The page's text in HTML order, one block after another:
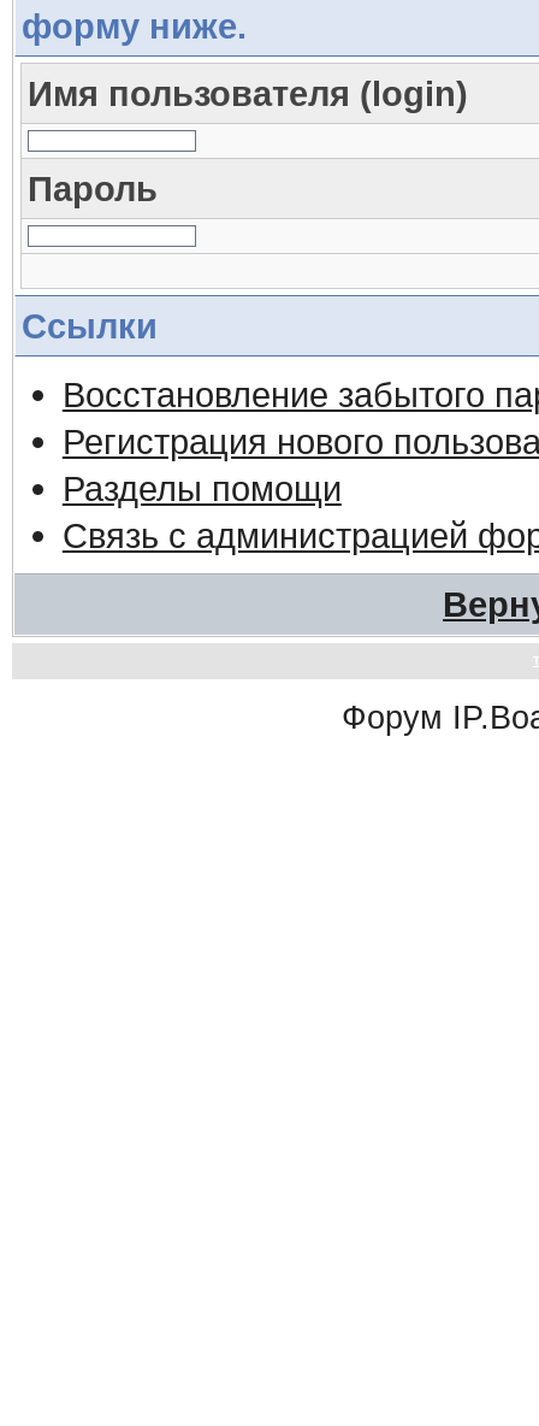
форму ниже.
Имя пользователя (login)
Пароль
Ссылки
Восстановление забытого
Регистрация нового
Разделы помощи
Связь с администрацией
Форум